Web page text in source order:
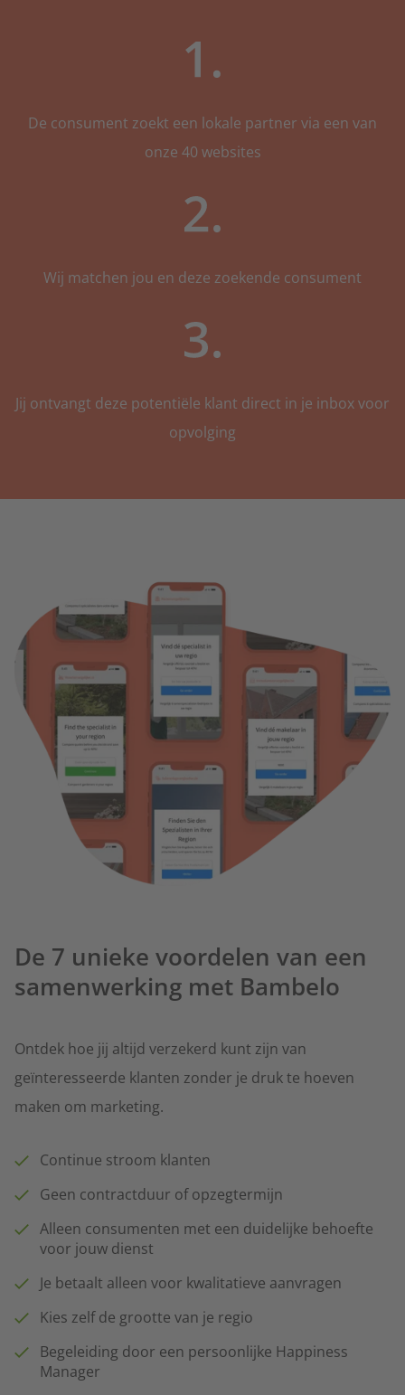
De consument zoekt een lokale partner via een van
onze 40 websites
Wij matchen jou en deze zoekende consument
Jij ontvangt deze potentiële klant direct in je inbox voor
opvolging
De 7 unieke voordelen van een
samenwerking met Bambelo
Ontdek hoe jij altijd verzekerd kunt zijn van
geïnteresseerde klanten zonder je druk te hoeven
maken om marketing.
Continue stroom klanten
Geen contractduur of opzegtermijn
Alleen consumenten met een duidelijke behoefte
voor jouw dienst
Je betaalt alleen voor kwalitatieve aanvragen
Kies zelf de grootte van je regio
Begeleiding door een persoonlijke Happiness
Manager